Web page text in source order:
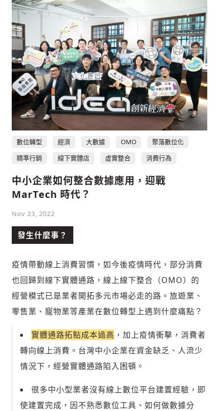
數位轉型 經濟 大數據 OMO
聚落數位化
精準行銷
線下實體店 虛實整合 消費行為
中小企業如何整合數據應用，迎戰
MarTech 時代？
Nov 23, 2022
發生什麼事？
疫情帶動線上消費習慣，如今後疫情時代，部分消費
也回歸到線下實體通路，線上線下整合（OMO）的
經營模式已是業者開拓多元市場必走的路。旅遊業、
零售業、寵物業等產業在數位轉型上遇到什麼痛點？
實體通路拓點成本過高 ，加上疫情衝擊，消費者
轉向線上消費。台灣中小企業在資金缺乏、人流少
情況下，經營實體通路陷入困頓。
很多中小型業者沒有線上數位平台建置經驗，即
使建置完成，因不熟悉數位工具、如何做數據分